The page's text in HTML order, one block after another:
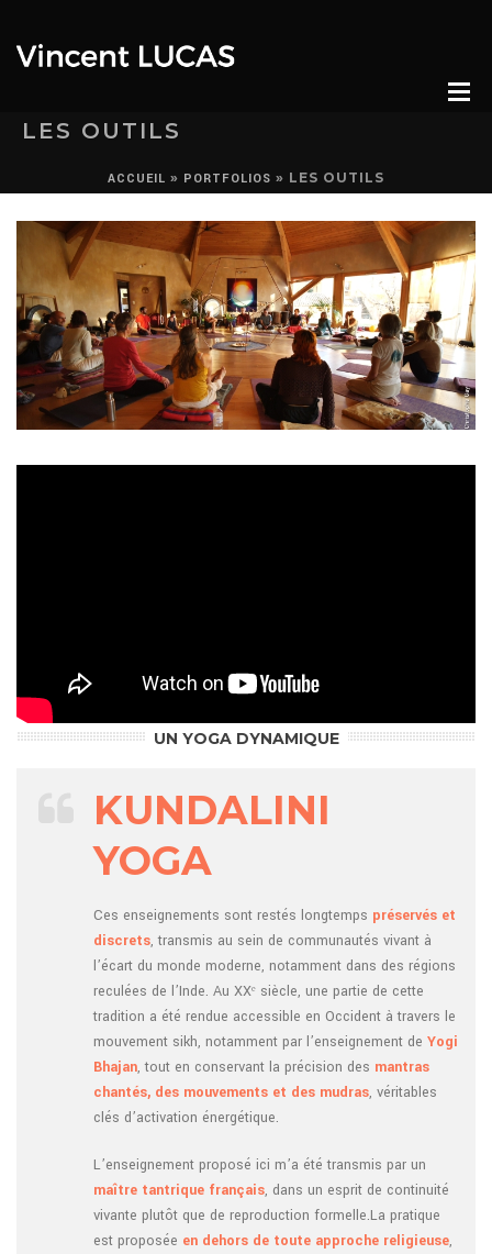
LES OUTILS
ACCUEIL » PORTFOLIOS » LES OUTILS
UN YOGA DYNAMIQUE
KUNDALINI
YOGA
Ces enseignements sont restés longtemps préservés et
discrets, transmis au sein de communautés vivant à
l’écart du monde moderne, notamment dans des régions
reculées de l’Inde. Au XXᵉ siècle, une partie de cette
tradition a été rendue accessible en Occident à travers le
mouvement sikh, notamment par l’enseignement de Yogi
Bhajan, tout en conservant la précision des mantras
chantés, des mouvements et des mudras, véritables
clés d’activation énergétique.
L’enseignement proposé ici m’a été transmis par un
maître tantrique français, dans un esprit de continuité
vivante plutôt que de reproduction formelle.La pratique
est proposée en dehors de toute approche religieuse,